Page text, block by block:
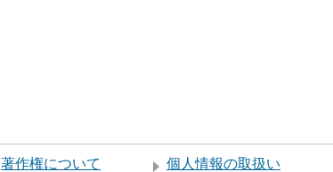
著作権について 個人情報の取扱い